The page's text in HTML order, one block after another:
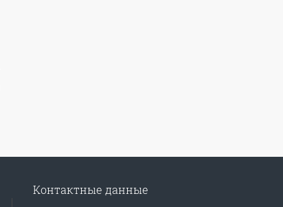
Контактные данные